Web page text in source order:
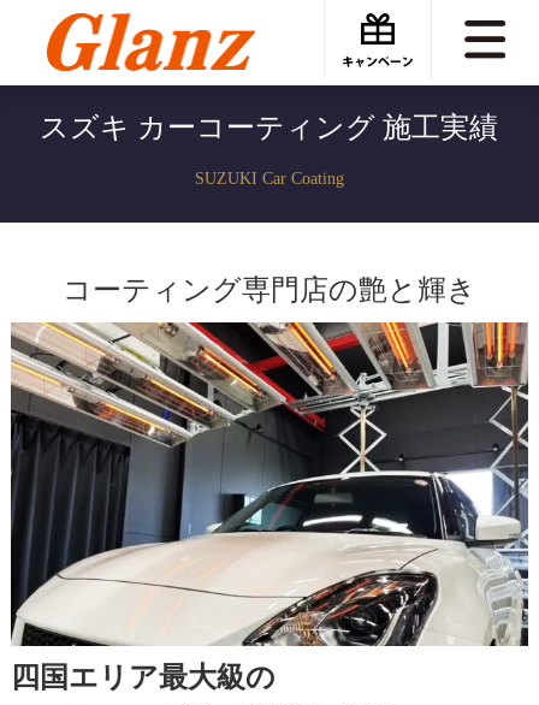
スズキ カーコーティング 施工実績
SUZUKI Car Coating
コーティング専門店の艶と輝き
四国エリア最大級の